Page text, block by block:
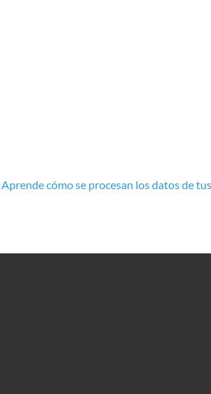
Aprende cómo se procesan los datos de